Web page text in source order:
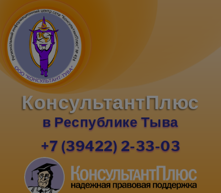
КонсультантПлюс
в Республике Тыва
+7 (39422) 2-33-03